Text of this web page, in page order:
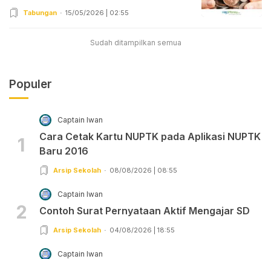
Tabungan 15/05/2026 | 02:55
Sudah ditampilkan semua
Populer
1
Captain Iwan
Cara Cetak Kartu NUPTK pada Aplikasi NUPTK
Baru 2016
Arsip Sekolah 08/08/2026 | 08:55
2
Captain Iwan
Contoh Surat Pernyataan Aktif Mengajar SD
Arsip Sekolah 04/08/2026 | 18:55
Captain Iwan